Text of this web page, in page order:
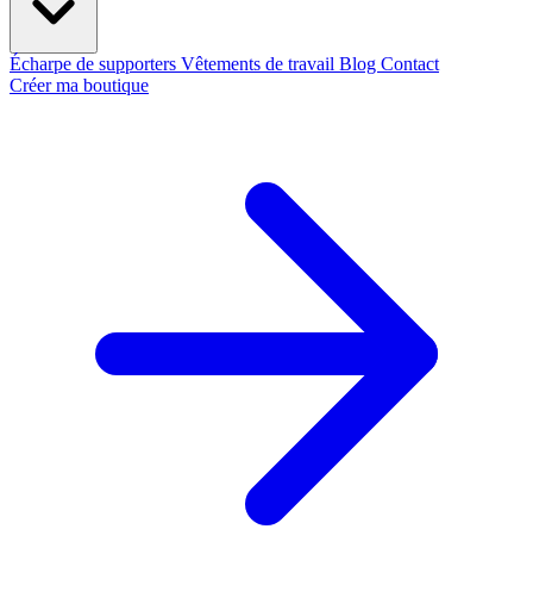
Écharpe de supporters Vêtements de travail Blog Contact
Créer ma boutique